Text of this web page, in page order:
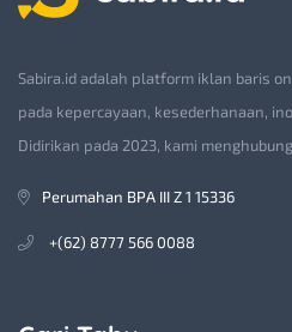
Sabira.id adalah platform iklan baris
pada kepercayaan, kesederhanaan,
Didirikan pada 2023, kami
Perumahan BPA III Z 1 15336
+(62) 8777 566 0088